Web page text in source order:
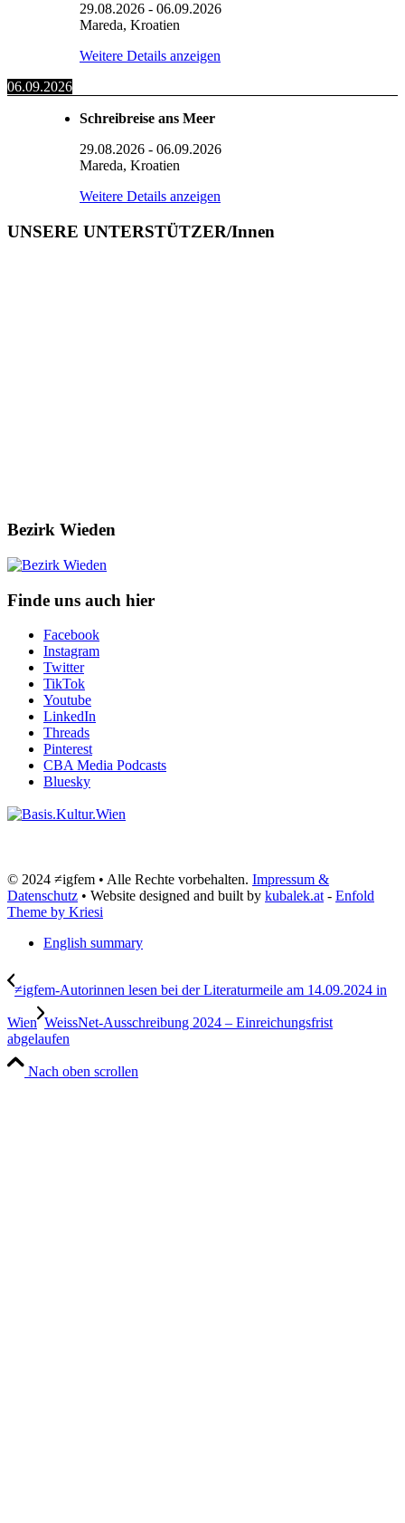
29.08.2026 - 06.09.2026
Mareda, Kroatien
Weitere Details anzeigen
06.09.2026
Schreibreise ans Meer
29.08.2026 - 06.09.2026
Mareda, Kroatien
Weitere Details anzeigen
UNSERE UNTERSTÜTZER/Innen
Bezirk Wieden
Finde uns auch hier
Facebook
Instagram
Twitter
TikTok
Youtube
LinkedIn
Threads
Pinterest
CBA Media Podcasts
Bluesky
© 2024 ≠igfem • Alle Rechte vorbehalten. Impressum &
Datenschutz • Website designed and built by kubalek.at - Enfold
Theme by Kriesi
English summary
≠igfem-Autorinnen lesen bei der Literaturmeile am 14.09.2024 in
Wien WeissNet-Ausschreibung 2024 – Einreichungsfrist
abgelaufen
Nach oben scrollen